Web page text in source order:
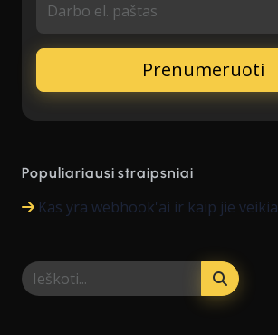
Darbo el. paštas
Populiariausi straipsniai
Kas yra webhook'ai ir kaip jie veikia